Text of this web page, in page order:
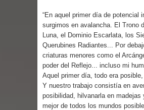
“En aquel primer día de potencial
surgimos en avalancha. El Trono
Luna, el Dominio Escarlata, los
Querubines Radiantes... Por
criaturas menores como el
poder del Reflejo... incluso mi
Aquel primer día, todo era posible,
Y nuestro trabajo consistía en
posibilidad, hilvanarla en madejas
mejor de todos los mundos